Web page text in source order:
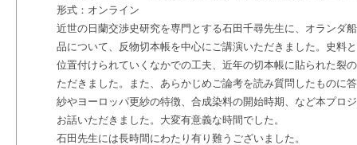
形式：オンライン
近世の日蘭交渉史研究を専門とする石田千尋先生に、オランダ
品について、反物切本帳を中心にご講演いただきました。史料
位置付けられていくなかでの工夫、近年の切本帳に貼られた裂
ただきました。また、あらかじめご論考を読み質問したものに
紗やヨーロッパ更紗の特徴、合成染料の開始時期、など本プロ
お話いただきました。大変有意義な時間でした。
石田先生には長時間にわたり有り難うございました。